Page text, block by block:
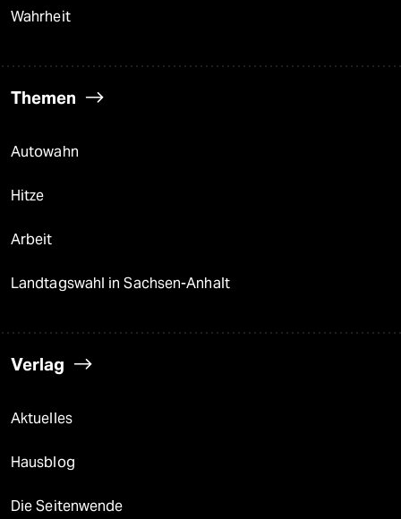
Wahrheit
Themen
Autowahn
Hitze
Arbeit
Landtagswahl in Sachsen-Anhalt
Verlag
Aktuelles
Hausblog
Die Seitenwende